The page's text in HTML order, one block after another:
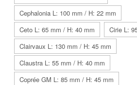
Cephalonia L: 100 mm / H: 22 mm
Ceto L: 65 mm / H: 40 mm
Cirie L:
Clairvaux L: 130 mm / H: 45 mm
Claustra L: 55 mm / H: 40 mm
Coprée GM L: 85 mm / H: 45 mm